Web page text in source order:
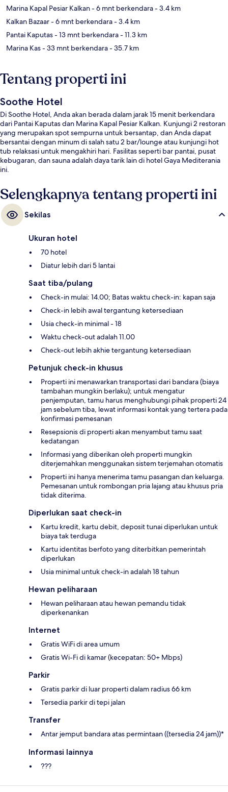
Marina Kapal Pesiar Kalkan- 6 mnt berkendara- 3.4 km
Kalkan Bazaar- 6 mnt berkendara- 3.4 km
Pantai Kaputas- 13 mnt berkendara- 11.3 km
Marina Kas- 33 mnt berkendara- 35.7 km
Tentang properti ini
Soothe Hotel
Di Soothe Hotel, Anda akan berada dalam jarak 15 menit berkendara
dari Pantai Kaputas dan Marina Kapal Pesiar Kalkan. Kunjungi 2 restoran
yang merupakan spot sempurna untuk bersantap, dan Anda dapat
bersantai dengan minum di salah satu 2 bar/lounge atau kunjungi hot
tub relaksasi untuk mengakhiri hari. Fasilitas seperti bar pantai, pusat
kebugaran, dan sauna adalah daya tarik lain di hotel Gaya Mediterania
ini.
Selengkapnya tentang properti ini
Sekilas
Ukuran hotel
70 hotel
Diatur lebih dari 5 lantai
Saat tiba/pulang
Check-in mulai: 14.00; Batas waktu check-in: kapan saja
Check-in lebih awal tergantung ketersediaan
Usia check-in minimal - 18
Waktu check-out adalah 11.00
Check-out lebih akhie tergantung ketersediaan
Petunjuk check-in khusus
Properti ini menawarkan transportasi dari bandara (biaya
tambahan mungkin berlaku); untuk mengatur
penjemputan, tamu harus menghubungi pihak properti 24
jam sebelum tiba, lewat informasi kontak yang tertera pada
konfirmasi pemesanan
Resepsionis di properti akan menyambut tamu saat
kedatangan
Informasi yang diberikan oleh properti mungkin
diterjemahkan menggunakan sistem terjemahan otomatis
Properti ini hanya menerima tamu pasangan dan keluarga.
Pemesanan untuk rombongan pria lajang atau khusus pria
tidak diterima.
Diperlukan saat check-in
Kartu kredit, kartu debit, deposit tunai diperlukan untuk
biaya tak terduga
Kartu identitas berfoto yang diterbitkan pemerintah
diperlukan
Usia minimal untuk check-in adalah 18 tahun
Hewan peliharaan
Hewan peliharaan atau hewan pemandu tidak
diperkenankan
Internet
Gratis WiFi di area umum
Gratis Wi-Fi di kamar (kecepatan: 50+ Mbps)
Parkir
Gratis parkir di luar properti dalam radius 66 km
Tersedia parkir di tepi jalan
Transfer
Antar jemput bandara atas permintaan ((tersedia 24 jam))*
Informasi lainnya
???